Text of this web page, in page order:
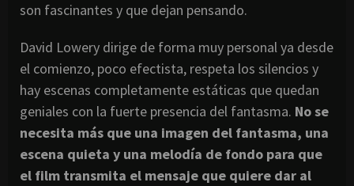
son fascinantes y que dejan pensando.
David Lowery dirige de forma muy personal ya desde
el comienzo, poco efectista, respeta los silencios y
hay escenas completamente estáticas que quedan
geniales con la fuerte presencia del fantasma. No se
necesita más que una imagen del fantasma, una
escena quieta y una melodía de fondo para que
el film transmita el mensaje que quiere dar al